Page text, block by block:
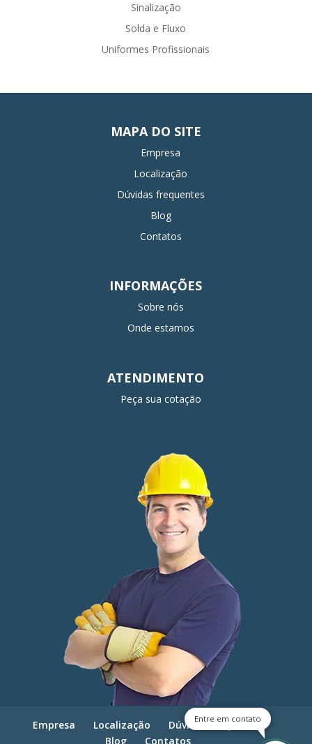
Sinalização
Solda e Fluxo
Uniformes Profissionais
MAPA DO SITE
Empresa
Localização
Dúvidas frequentes
Blog
Contatos
INFORMAÇÕES
Sobre nós
Onde estamos
ATENDIMENTO
Peça sua cotação
Empresa Localização
Dúvidas frequentes
Blog
Contatos
Entre em contato